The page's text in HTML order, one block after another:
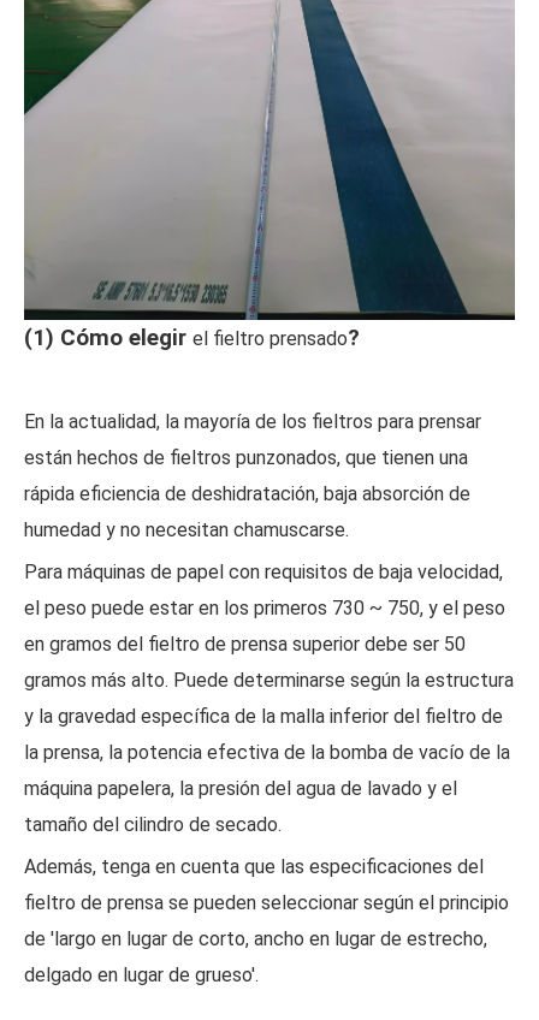
(1) Cómo elegir el fieltro prensado?
En la actualidad, la mayoría de los fieltros para prensar
están hechos de fieltros punzonados, que tienen una
rápida eficiencia de deshidratación, baja absorción de
humedad y no necesitan chamuscarse.
Para máquinas de papel con requisitos de baja velocidad,
el peso puede estar en los primeros 730 ~ 750, y el peso
en gramos del fieltro de prensa superior debe ser 50
gramos más alto. Puede determinarse según la estructura
y la gravedad específica de la malla inferior del fieltro de
la prensa, la potencia efectiva de la bomba de vacío de la
máquina papelera, la presión del agua de lavado y el
tamaño del cilindro de secado.
Además, tenga en cuenta que las especificaciones del
fieltro de prensa se pueden seleccionar según el principio
de 'largo en lugar de corto, ancho en lugar de estrecho,
delgado en lugar de grueso'.